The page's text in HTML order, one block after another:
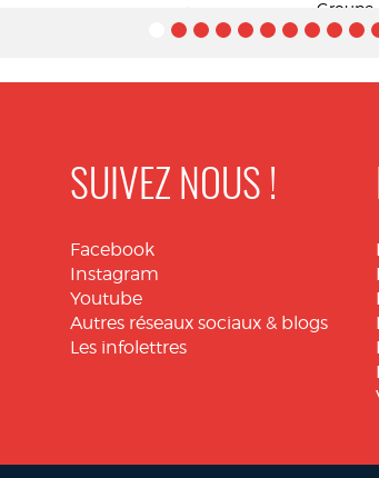
2026
SUIVEZ NOUS !
Facebook
Instagram
Youtube
Autres réseaux sociaux & blogs
Les infolettres